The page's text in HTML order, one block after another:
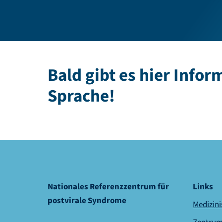
Bald gibt es hier
Sprache!
Nationales Referenzzentrum für
postvirale Syndrome
Links